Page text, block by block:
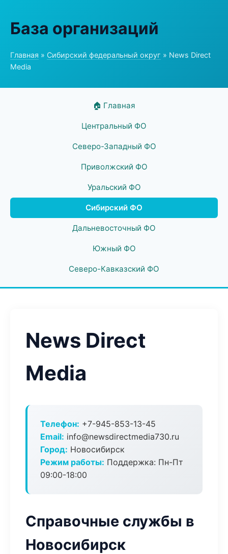
База организаций
Главная » Сибирский федеральный округ » News Direct
Media
🏠 Главная
Центральный ФО
Северо-Западный ФО
Приволжский ФО
Уральский ФО
Сибирский ФО
Дальневосточный ФО
Южный ФО
Северо-Кавказский ФО
News Direct
Media
Телефон: +7-945-853-13-45
Email: info@newsdirectmedia730.ru
Город: Новосибирск
Режим работы: Поддержка: Пн-Пт
09:00-18:00
Справочные службы в
Новосибирск